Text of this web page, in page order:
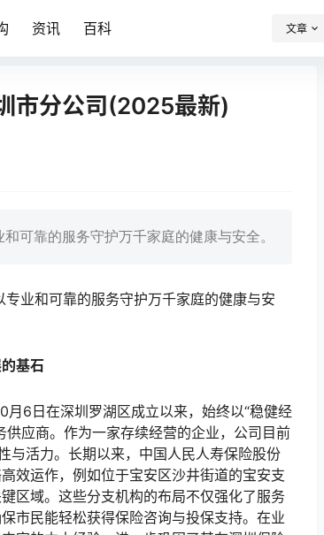
资讯 百科 文章
市分公司(2025最新)
可靠的服务守护万千家庭的健康与安全。
业和可靠的服务守护万千家庭的健康与安
基石
6日在深圳罗湖区成立以来，始终以“稳健经
应商。作为一家存续经营的企业，公司目前
与活力。长期以来，中国人民人寿保险股份
效运作，例如位于宝安区沙井街道的宝安支
区域。这些分支机构的布局不仅强化了服务
市民能轻松获得保险咨询与投保支持。在业